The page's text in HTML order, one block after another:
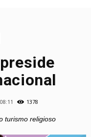
08:11 1378
turismo religioso